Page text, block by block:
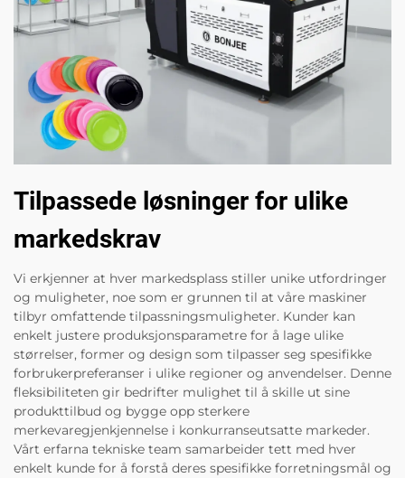
Tilpassede løsninger for ulike
markedskrav
Vi erkjenner at hver markedsplass stiller unike utfordringer
og muligheter, noe som er grunnen til at våre maskiner
tilbyr omfattende tilpassningsmuligheter. Kunder kan
enkelt justere produksjonsparametre for å lage ulike
størrelser, former og design som tilpasser seg spesifikke
forbrukerpreferanser i ulike regioner og anvendelser. Denne
fleksibiliteten gir bedrifter mulighet til å skille ut sine
produkttilbud og bygge opp sterkere
merkevaregjenkjennelse i konkurranseutsatte markeder.
Vårt erfarna tekniske team samarbeider tett med hver
enkelt kunde for å forstå deres spesifikke forretningsmål og